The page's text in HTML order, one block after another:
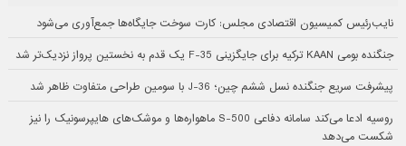
نایب‌رئیس کمیسیون اقتصادی مجلس: کارت سوخت جایگاه‌ها جمع‌آوری می‌شود
جنگنده بومی KAAN ترکیه برای جایگزینی F-35 یک قدم به نخستین پرواز نزدیک‌تر شد
پیشرفت سریع جنگنده نسل ششم چین؛ J-36 با سومین طراحی متفاوت ظاهر شد
روسیه ادعا می‌کند سامانه دفاعی S-500 ماهواره‌ها و موشک‌های هایپرسونیک را نیز
شکست می‌دهد